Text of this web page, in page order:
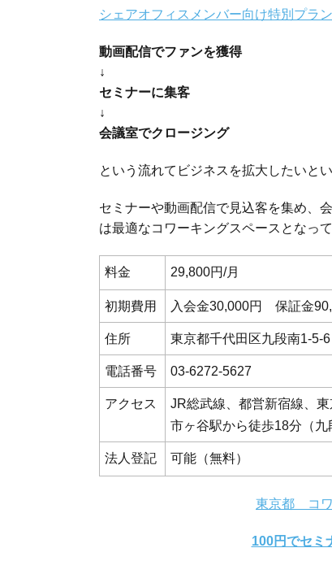
シェアオフィスメンバー向け特別プラン
動画配信でファンを獲得
↓
セミナーに集客
↓
会議室でクロージング
という流れてビジネスを拡大したいと
セミナーや動画配信で見込客を集め、
は最適なコワーキングスペースとなって
料金 29,800円/月
初期費用 入会金30,000円 保証金
住所 東京都千代田区九段南1-
電話番号 03-6272-5627
アクセス
JR総武線、都営新宿線、
市ヶ谷駅から徒歩18分（九
法人登記 可能（無料）
東京都 コワ
100円でセミ